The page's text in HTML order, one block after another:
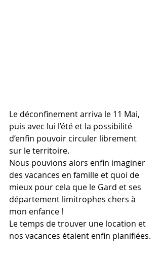
Le déconfinement arriva le 11 Mai,
puis avec lui l’été et la possibilité
d’enfin pouvoir circuler librement
sur le territoire.
Nous pouvions alors enfin imaginer
des vacances en famille et quoi de
mieux pour cela que le Gard et ses
département limitrophes chers à
mon enfance !
Le temps de trouver une location et
nos vacances étaient enfin planifiées.